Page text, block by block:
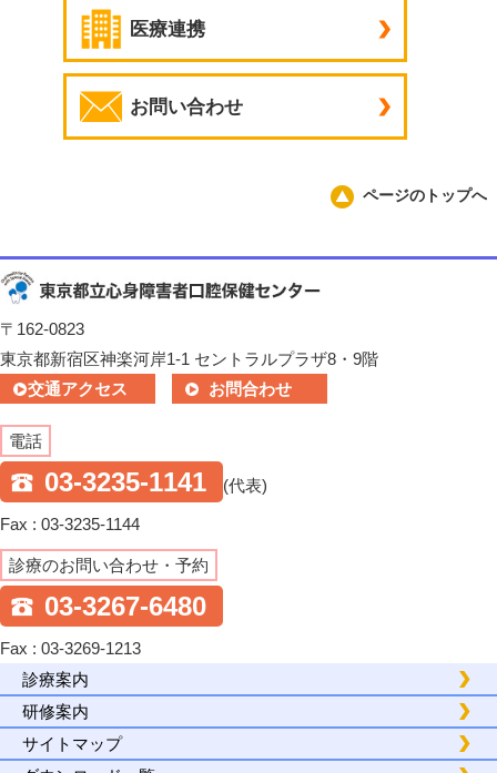
医療連携
お問い合わせ
ページのトップへ
〒162-0823
東京都新宿区神楽河岸1-1 セントラルプラザ8・9階
交通アクセス
お問合わせ
電話
03-3235-1141 (代表)
Fax : 03-3235-1144
診療のお問い合わせ・予約
03-3267-6480
Fax : 03-3269-1213
診療案内
研修案内
サイトマップ